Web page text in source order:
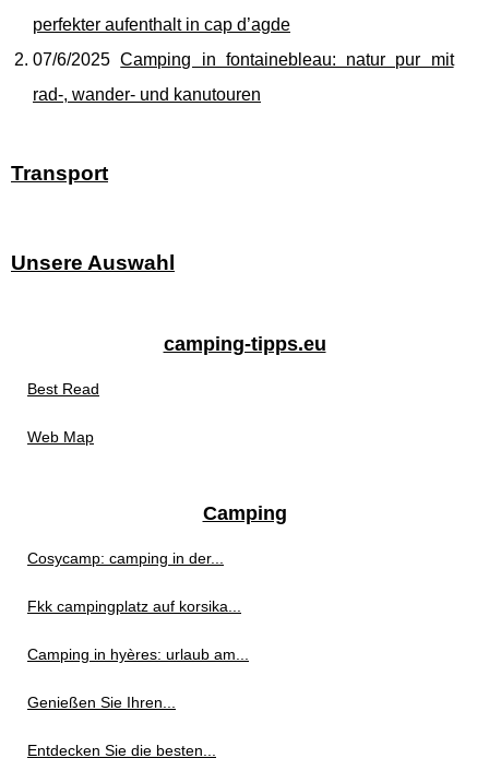
perfekter aufenthalt in cap d’agde
07/6/2025Camping in fontainebleau: natur pur mit
rad-, wander- und kanutouren
Transport
Unsere Auswahl
camping-tipps.eu
Best Read
Web Map
Camping
Cosycamp: camping in der...
Fkk campingplatz auf korsika...
Camping in hyères: urlaub am...
Genießen Sie Ihren...
Entdecken Sie die besten...